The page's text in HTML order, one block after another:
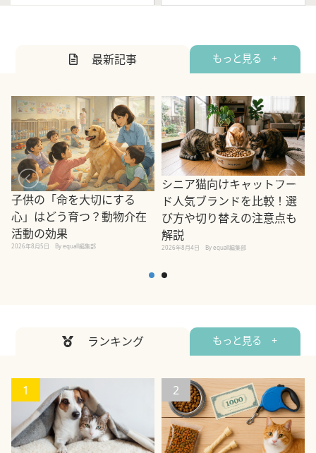
最新記事 もっと見る +
子供の「命を大切にする
心」はどう育つ？動物介在
活動の効果
2026年8月5日 By equall編集部
シニア猫向けキャットフー
ド人気ブランドを比較！選
び方や切り替えの注意点も
解説
2026年8月4日 By equall編集部
ランキング もっと見る +
1 2